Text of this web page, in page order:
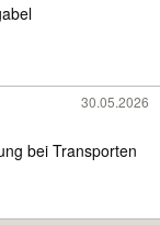
30.05.2026
bei Transporten